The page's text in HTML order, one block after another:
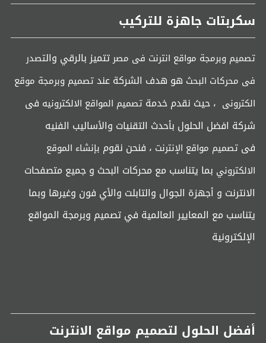
سكربتات جاهزة للتركيب
تصميم وبرمجة مواقع انترنت فى مصرتتميز بالرقي والتصدر
فى محركات البحث هو هدف الشركة عندتصميم وبرمجة موقع
الكترونى ، حيث نقدم خدمة تصميم المواقع الالكترونيه فى
شركة افضل الحلول بأحدث التقنيات والأساليب الفنيه
فى تصميم مواقع الإنترنت ، فنحن نقوم بإنشاء الموقع
الالكتروني بما يتناسب مع محركات البحث و جميع متصفحات
الانترنت و أجهزة الجوال والتابلت والأي فون وغيرها وبما
يتناسب مع المعايير العالمية في تصميم وبرمجة المواقع
الإلكترونية
أفضل الحلول لتصميم مواقع الانترنت